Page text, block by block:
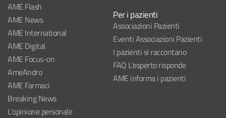
AME Flash
AME News
AME International
AME Digital
AME Focus-on
AmeAndro
AME Farmaci
Breaking News
L'opinione personale
Per i pazienti
Associazioni Pazienti
Eventi Associazioni Pazienti
I pazienti si raccontano
FAQ L'esperto risponde
AME informa i pazienti